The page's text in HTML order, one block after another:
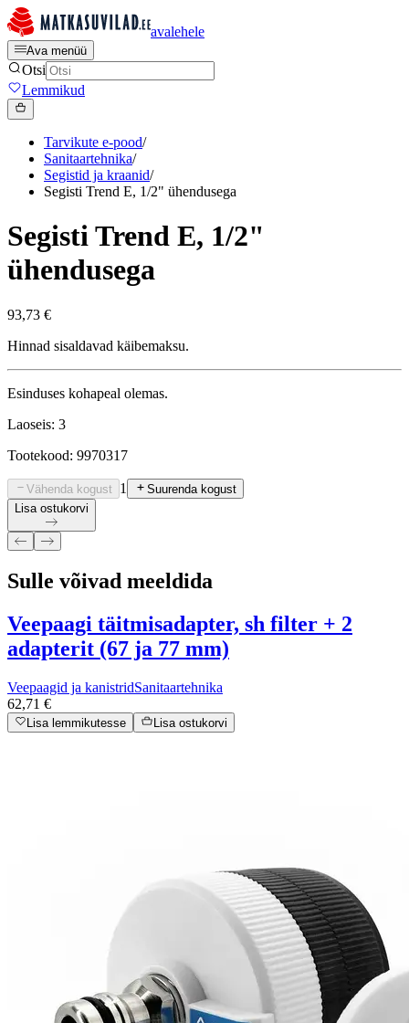
avalehele
Ava menüü
Otsi
Lemmikud
Tarvikute e-pood/
Sanitaartehnika/
Segistid ja kraanid/
Segisti Trend E, 1/2" ühendusega
Segisti Trend E, 1/2"
ühendusega
93,73 €
Hinnad sisaldavad käibemaksu.
Esinduses kohapeal olemas.
Laoseis: 3
Tootekood: 9970317
Vähenda kogust 1
Suurenda kogust
Lisa ostukorvi
Sulle võivad meeldida
Veepaagi täitmisadapter, sh filter + 2
adapterit (67 ja 77 mm)
Veepaagid ja kanistridSanitaartehnika
62,71 €
Lisa lemmikutesse Lisa ostukorvi